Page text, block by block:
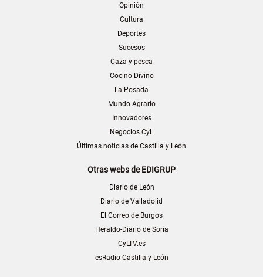
Opinión
Cultura
Deportes
Sucesos
Caza y pesca
Cocino Divino
La Posada
Mundo Agrario
Innovadores
Negocios CyL
Últimas noticias de Castilla y León
Otras webs de EDIGRUP
Diario de León
Diario de Valladolid
El Correo de Burgos
Heraldo-Diario de Soria
CyLTV.es
esRadio Castilla y León